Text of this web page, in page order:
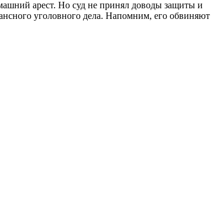
арест. Но суд не принял доводы защиты и
уголовного дела. Напомним, его обвиняют